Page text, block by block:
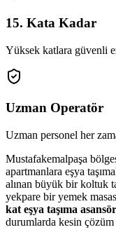
15. Kata Kadar
Yüksek katlara güvenli
Uzman Operatör
Uzman personel her
Mustafakemalpaşa
apartmanlara eşya
alınan büyük bir koltuk
yekpare bir yemek
kat eşya taşıma
durumlarda kesin çözüm